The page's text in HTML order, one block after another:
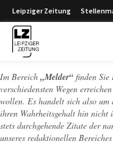
Leipziger Zeitung
Im Bereich „Melder“ finden
verschiedensten Wegen
wollen. Es handelt sich also
ihren Wahrheitsgehalt hin
stets durchgehende Zitate der
unseres redaktionellen